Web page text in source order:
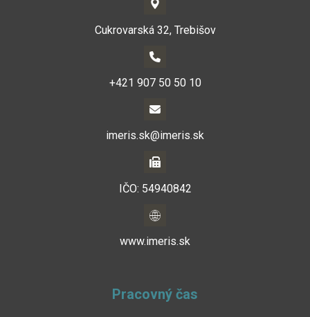
Cukrovarská 32, Trebišov
+421 907 50 50 10
imeris.sk@imeris.sk
IČO: 54940842
www.imeris.sk
Pracovný čas